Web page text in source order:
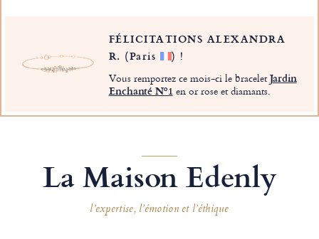
FÉLICITATIONS ALEXANDRA
R. (Paris ) !
Vous remportez ce mois-ci le braceletJardin
Enchanté Nº1 en or rose et diamants.
La Maison Edenly
l’expertise, l’émotion et l’éthique